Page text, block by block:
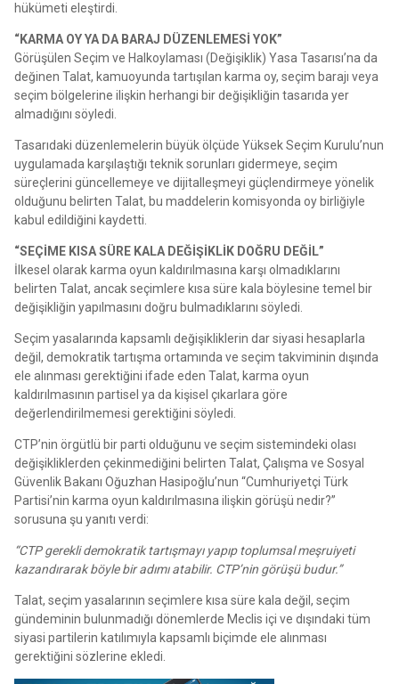
hükümeti eleştirdi.
“KARMA OY YA DA BARAJ DÜZENLEMESİ YOK”
Görüşülen Seçim ve Halkoylaması (Değişiklik) Yasa Tasarısı’na da
değinen Talat, kamuoyunda tartışılan karma oy, seçim barajı veya
seçim bölgelerine ilişkin herhangi bir değişikliğin tasarıda yer
almadığını söyledi.
Tasarıdaki düzenlemelerin büyük ölçüde Yüksek Seçim Kurulu’nun
uygulamada karşılaştığı teknik sorunları gidermeye, seçim
süreçlerini güncellemeye ve dijitalleşmeyi güçlendirmeye yönelik
olduğunu belirten Talat, bu maddelerin komisyonda oy birliğiyle
kabul edildiğini kaydetti.
“SEÇİME KISA SÜRE KALA DEĞİŞİKLİK DOĞRU DEĞİL”
İlkesel olarak karma oyun kaldırılmasına karşı olmadıklarını
belirten Talat, ancak seçimlere kısa süre kala böylesine temel bir
değişikliğin yapılmasını doğru bulmadıklarını söyledi.
Seçim yasalarında kapsamlı değişikliklerin dar siyasi hesaplarla
değil, demokratik tartışma ortamında ve seçim takviminin dışında
ele alınması gerektiğini ifade eden Talat, karma oyun
kaldırılmasının partisel ya da kişisel çıkarlara göre
değerlendirilmemesi gerektiğini söyledi.
CTP’nin örgütlü bir parti olduğunu ve seçim sistemindeki olası
değişikliklerden çekinmediğini belirten Talat, Çalışma ve Sosyal
Güvenlik Bakanı Oğuzhan Hasipoğlu’nun “Cumhuriyetçi Türk
Partisi’nin karma oyun kaldırılmasına ilişkin görüşü nedir?”
sorusuna şu yanıtı verdi:
“CTP gerekli demokratik tartışmayı yapıp toplumsal meşruiyeti
kazandırarak böyle bir adımı atabilir. CTP’nin görüşü budur.”
Talat, seçim yasalarının seçimlere kısa süre kala değil, seçim
gündeminin bulunmadığı dönemlerde Meclis içi ve dışındaki tüm
siyasi partilerin katılımıyla kapsamlı biçimde ele alınması
gerektiğini sözlerine ekledi.